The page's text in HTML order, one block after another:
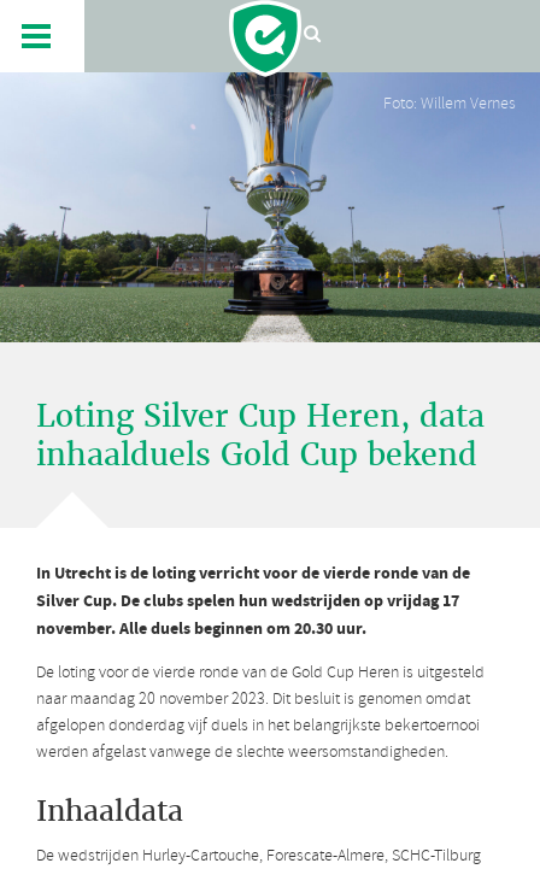
Foto: Willem Vernes
Loting Silver Cup Heren, data
inhaalduels Gold Cup bekend
In Utrecht is de loting verricht voor de vierde ronde van de
Silver Cup. De clubs spelen hun wedstrijden op vrijdag 17
november. Alle duels beginnen om 20.30 uur.
De loting voor de vierde ronde van de Gold Cup Heren is uitgesteld
naar maandag 20 november 2023. Dit besluit is genomen omdat
afgelopen donderdag vijf duels in het belangrijkste bekertoernooi
werden afgelast vanwege de slechte weersomstandigheden.
Inhaaldata
De wedstrijden Hurley-Cartouche, Forescate-Almere, SCHC-Tilburg